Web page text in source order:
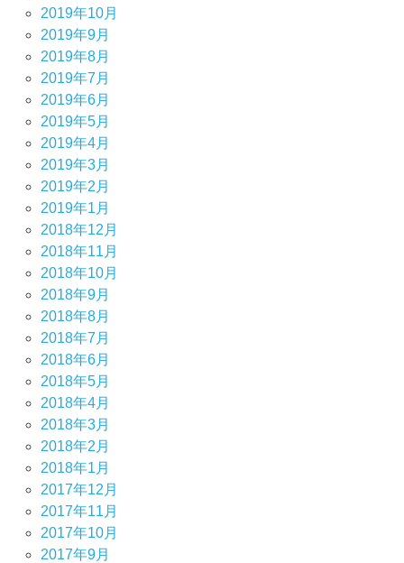
2019年10月
2019年9月
2019年8月
2019年7月
2019年6月
2019年5月
2019年4月
2019年3月
2019年2月
2019年1月
2018年12月
2018年11月
2018年10月
2018年9月
2018年8月
2018年7月
2018年6月
2018年5月
2018年4月
2018年3月
2018年2月
2018年1月
2017年12月
2017年11月
2017年10月
2017年9月